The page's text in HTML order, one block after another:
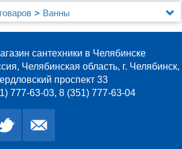
Ванны
Gemy G9046 B R
сантехники в Челябинске
Челябинская область, г. Челябинск,
проспект 33
777-63-03, 8 (351) 777-63-04